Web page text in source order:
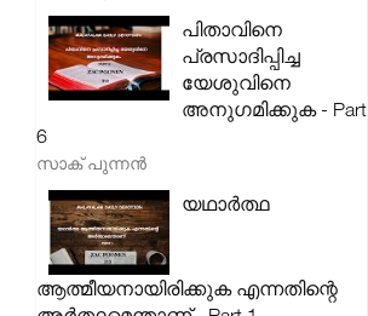
പിതാവിനെ
പ്രസാദിപ്പിച്ച
യേശുവിനെ
അനുഗമിക്കുക - Part
6
സാക് പുന്നൻ
യഥാർത്ഥ
ആത്മീയനായിരിക്കുക എന്നതിന്റെ